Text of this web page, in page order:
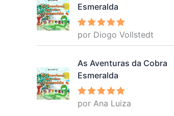
Esmeralda
Avaliação
5
por Diogo Vollstedt
As Aventuras da Cobra
Esmeralda
Avaliação
5
por Ana Luiza